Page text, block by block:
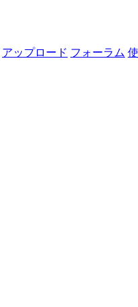
アップロード フォーラム